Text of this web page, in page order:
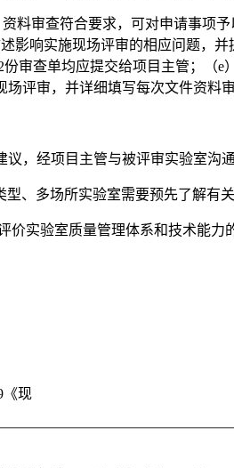
料审查符合要求，可对申请事
影响实施现场评审的相应问题，
审查单均应提交给项目主管；（e
评审，并详细填写每次文件资料
，经项目主管与被评审实验室沟
、多场所实验室需要预先了解有
实验室质量管理体系和技术能
《现